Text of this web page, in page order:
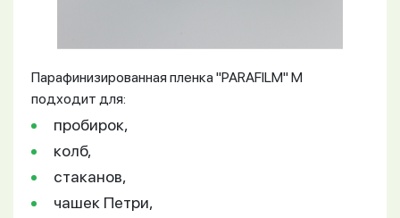
Парафинизированная пленка "PARAFILM" M
подходит для:
пробирок,
колб,
стаканов,
чашек Петри,